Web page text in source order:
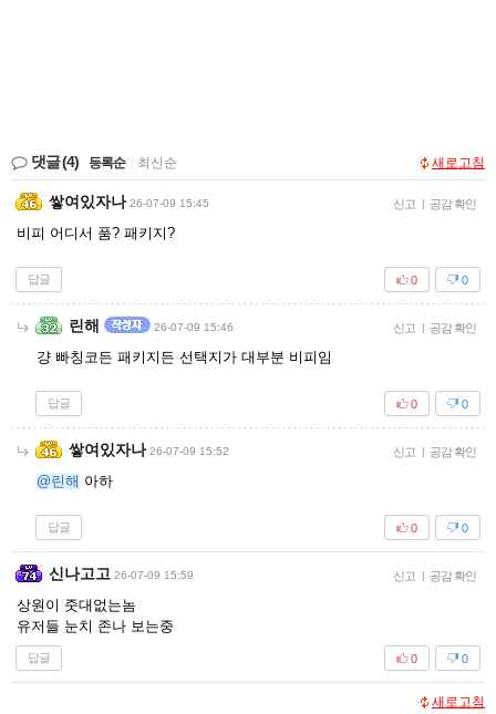
댓글(4) 등록순 최신순 새로고침
쌓여있자나 26-07-09 15:45 신고 | 공감 확인
비피 어디서 품? 패키지?
답글 0
0
린해 26-07-09 15:46 신고 | 공감 확인
걍 빠칭코든 패키지든 선택지가 대부분 비피임
답글 0
0
쌓여있자나 26-07-09 15:52 신고 | 공감 확인
@린해 아하
답글 0
0
신나고고 26-07-09 15:59 신고 | 공감 확인
상원이 줏대없는놈
유저들 눈치 존나 보는중
답글 0
0
새로고침